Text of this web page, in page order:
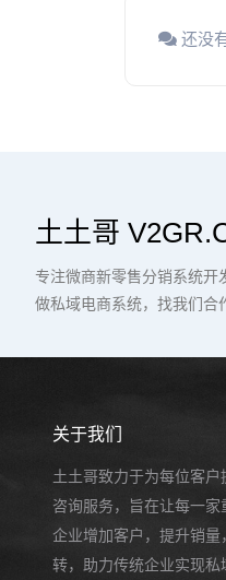
还没
土土哥
专注微商新零售分销系统开
做私域电商系统，找我们合
关于我们
土土哥致力于为每位客
咨询服务，旨在让每一
企业增加客户，提升销
转，助力传统企业实现